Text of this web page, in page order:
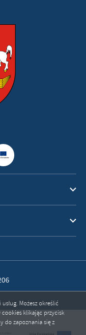
Możesz określić
klikając przycisk
do zapoznania się z